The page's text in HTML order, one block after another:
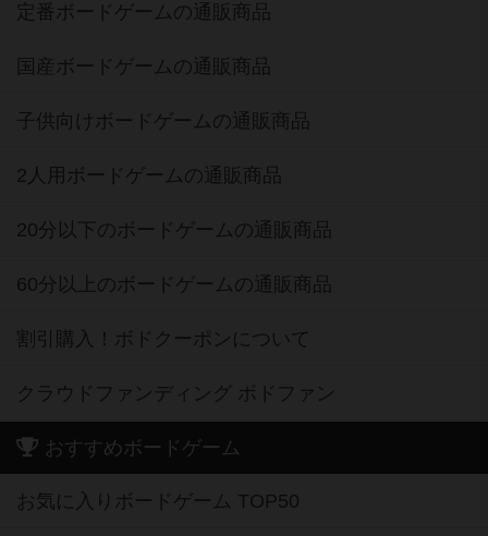
定番ボードゲームの通販商品
国産ボードゲームの通販商品
子供向けボードゲームの通販商品
2人用ボードゲームの通販商品
20分以下のボードゲームの通販商品
60分以上のボードゲームの通販商品
割引購入！ボドクーポンについて
クラウドファンディング ボドファン
おすすめボードゲーム
お気に入りボードゲーム TOP50